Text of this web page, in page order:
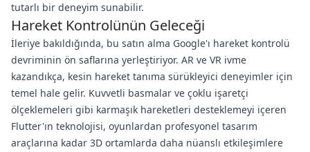
tutarlı bir deneyim sunabilir.
Hareket Kontrolünün Geleceği
İleriye bakıldığında, bu satın alma Google'ı hareket kontrolü
devriminin ön saflarına yerleştiriyor. AR ve VR ivme
kazandıkça, kesin hareket tanıma sürükleyici deneyimler için
temel hale gelir. Kuvvetli basmalar ve çoklu işaretçi
ölçeklemeleri gibi karmaşık hareketleri desteklemeyi içeren
Flutter'ın teknolojisi, oyunlardan profesyonel tasarım
araçlarına kadar 3D ortamlarda daha nüanslı etkileşimlere